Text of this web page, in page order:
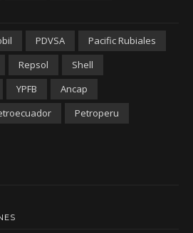
PDVSA
Pacific Rubiales
Repsol
Shell
YPFB
Ancap
Petroperu